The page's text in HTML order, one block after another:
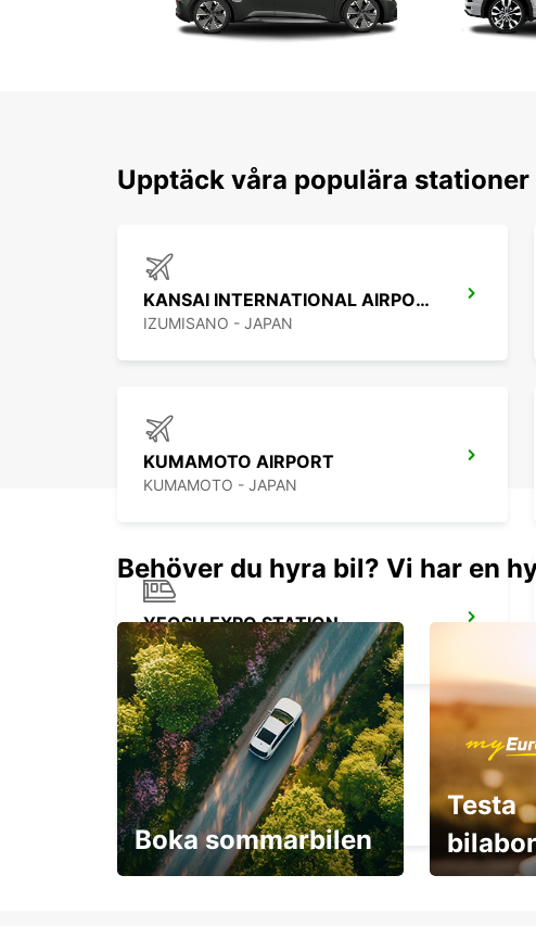
Upptäck våra populära
KANSAI INTERNATIONAL AIRPORT
IZUMISANO - JAPAN
KUMAMOTO AIRPORT
KUMAMOTO - JAPAN
YEOSU EXPO STATION
YEOSU - KOREA(SOUTH)
YONGSAN DOWNTOWN
SEOUL - KOREA(SOUTH)
Behöver du hyra bil? Vi har en
Boka sommarbilen
Testa